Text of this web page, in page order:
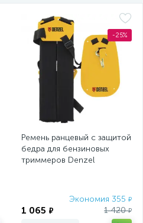
-25%
Ремень ранцевый с защитой
бедра для бензиновых
триммеров Denzel
Экономия 355 ₽
1 065 ₽ 1 420₽